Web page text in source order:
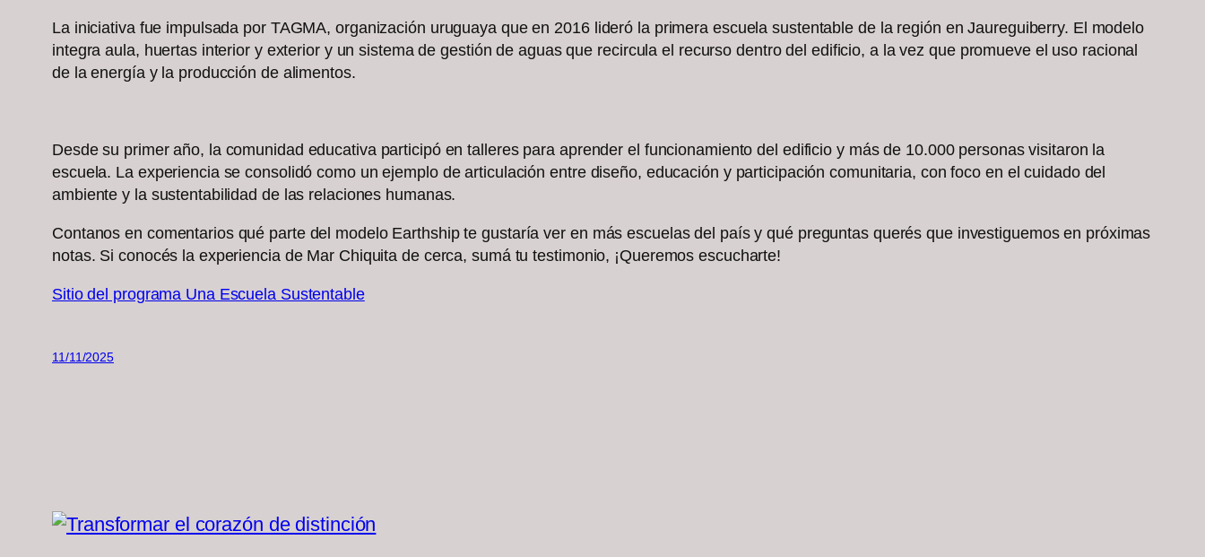
La iniciativa fue impulsada por TAGMA, organización uruguaya que en 2016 lideró la primera escuela sustentable de la región en Jaureguiberry. El modelo
integra aula, huertas interior y exterior y un sistema de gestión de aguas que recircula el recurso dentro del edificio, a la vez que promueve el uso racional
de la energía y la producción de alimentos.
Desde su primer año, la comunidad educativa participó en talleres para aprender el funcionamiento del edificio y más de 10.000 personas visitaron la
escuela. La experiencia se consolidó como un ejemplo de articulación entre diseño, educación y participación comunitaria, con foco en el cuidado del
ambiente y la sustentabilidad de las relaciones humanas.
Contanos en comentarios qué parte del modelo Earthship te gustaría ver en más escuelas del país y qué preguntas querés que investiguemos en próximas
notas. Si conocés la experiencia de Mar Chiquita de cerca, sumá tu testimonio, ¡Queremos escucharte!
Sitio del programa Una Escuela Sustentable
11/11/2025